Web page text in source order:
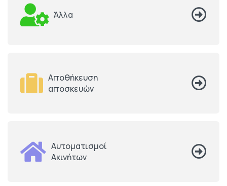
Άλλα
Αποθήκευση
αποσκευών
Αυτοματισμοί
Ακινήτων